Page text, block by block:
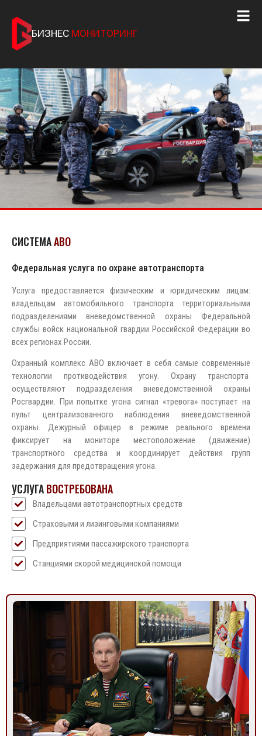
БИЗНЕС МОНИТОРИНГ
СИСТЕМААВО
Федеральная услуга по охране автотранспорта
Услуга предоставляется физическим и юридическим лицам:
владельцам автомобильного транспорта территориальными
подразделениями вневедомственной охраны Федеральной
службы войск национальной гвардии Российской Федерации во
всех регионах России.
Охранный комплекс АВО включает в себя самые современные
технологии противодействия угону. Охрану транспорта
осуществляют подразделения вневедомственной охраны
Росгвардии. При попытке угона сигнал «тревога» поступает на
пульт централизованного наблюдения вневедомственной
охраны. Дежурный офицер в режиме реального времени
фиксирует на мониторе местоположение (движение)
транспортного средства и координирует действия групп
задержания для предотвращения угона.
УСЛУГАВОСТРЕБОВАНА
Владельцами автотранспортных средств
Страховыми и лизинговыми компаниями
Предприятиями пассажирского транспорта
Станциями скорой медицинской помощи